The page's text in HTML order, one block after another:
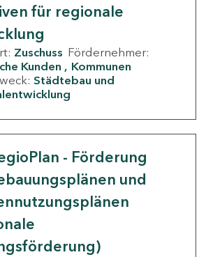
für regionale
Zuschuss Fördernehmer:
Kunden
Kommunen
Städtebau und
- Förderung
und